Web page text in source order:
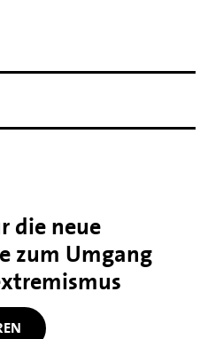
die neue
zum Umgang